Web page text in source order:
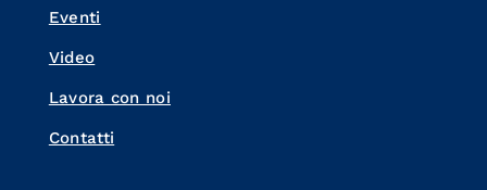
Eventi
Video
Lavora con noi
Contatti